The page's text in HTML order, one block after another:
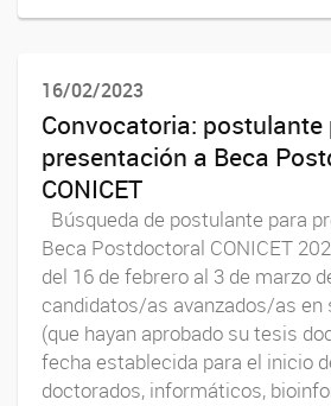
16/02/2023
Convocatoria: postulante
presentación a Beca
CONICET
Búsqueda de postulante para
Beca Postdoctoral CONICET
del 16 de febrero al 3 de marzo
candidatos/as avanzados/as en
(que hayan aprobado su tesis
fecha establecida para el inicio
doctorados, informáticos,